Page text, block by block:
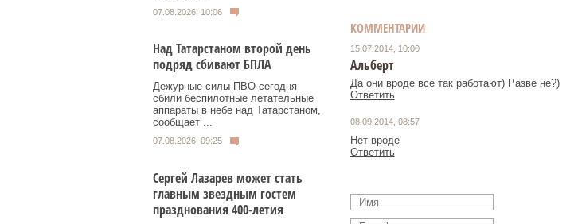
07.08.2026, 10:06
Над Татарстаном второй день
подряд сбивают БПЛА
Дежурные силы ПВО сегодня
сбили беспилотные летательные
аппараты в небе над Татарстаном,
сообщает ...
07.08.2026, 09:25
Сергей Лазарев может стать
главным звездным гостем
празднования 400‑летия
КОММЕНТАРИИ
15.07.2014, 10:00
Альберт
Да они вроде все так работают) Разве не?)
Ответить
08.09.2014, 08:57
Нет вроде
Ответить